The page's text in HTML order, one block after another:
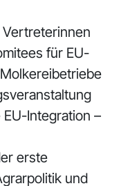
Vertreterinnen
für EU-
Integration –
erste
und